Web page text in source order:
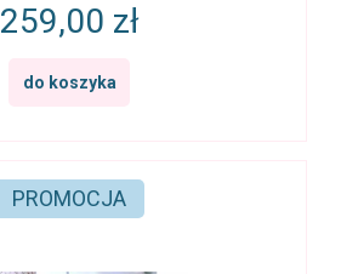
259,00 zł
do koszyka
PROMOCJA